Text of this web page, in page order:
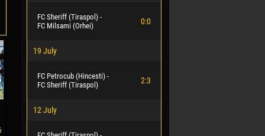
FC Sheriff (Tiraspol) -
FC Milsami (Orhei)
0:0
19 July
FC Petrocub (Hincesti) -
FC Sheriff (Tiraspol)
2:3
12 July